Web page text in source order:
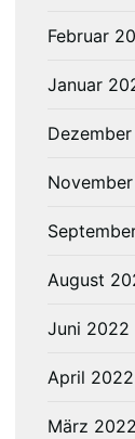
Februar
Januar
August
Juni 2022
April 2022
März 2022